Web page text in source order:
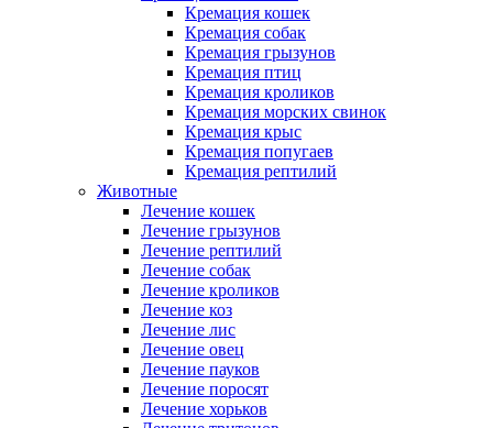
Кремация кошек
Кремация собак
Кремация грызунов
Кремация птиц
Кремация кроликов
Кремация морских свинок
Кремация крыс
Кремация попугаев
Кремация рептилий
Животные
Лечение кошек
Лечение грызунов
Лечение рептилий
Лечение собак
Лечение кроликов
Лечение коз
Лечение лис
Лечение овец
Лечение пауков
Лечение поросят
Лечение хорьков